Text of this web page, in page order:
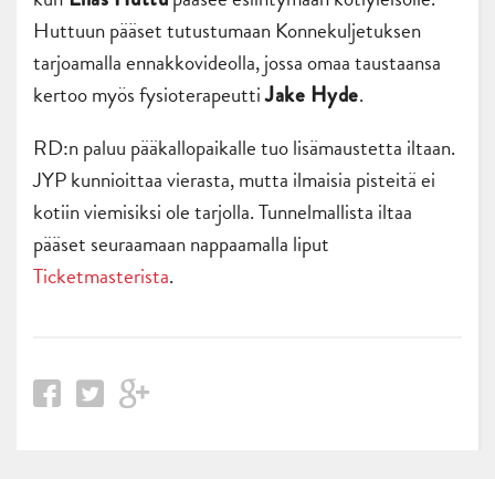
Huttuun pääset tutustumaan Konnekuljetuksen
tarjoamalla ennakkovideolla, jossa omaa taustaansa
kertoo myös fysioterapeuttiJake Hyde.
RD:n paluu pääkallopaikalle tuo lisämaustetta iltaan.
JYP kunnioittaa vierasta, mutta ilmaisia pisteitä ei
kotiin viemisiksi ole tarjolla. Tunnelmallista iltaa
pääset seuraamaan nappaamalla liput
Ticketmasterista.